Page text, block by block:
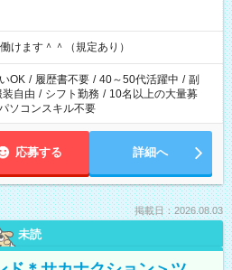
けます＾＾（規定あり）
OK / 履歴書不要 / 40～50代活躍中 / 副
装自由 / シフト勤務 / 10名以上の大量募
ソコンスキル不要
応募する 詳細へ
掲載日：2026.08.03
未読